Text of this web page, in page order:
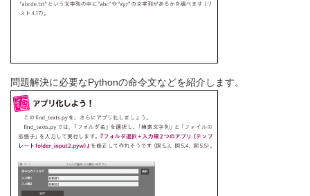
問題解決に必要なPythonの命令文などを紹介します。